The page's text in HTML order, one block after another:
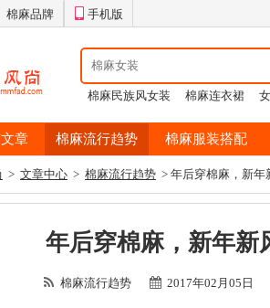
棉麻品牌 手机版
棉麻民族风女装 棉麻连衣裙
章 棉麻流行趋势 棉麻服装搭配
> 文章中心 > 棉麻流行趋势 > 年后穿棉麻，新年
年后穿棉麻，新年新
棉麻流行趋势 2017年02月05日